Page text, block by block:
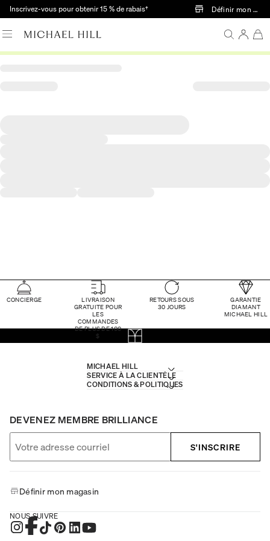
Passer au contenu principal
Inscrivez-vous pour obtenir 15 % de rabais† Définir mon
CONCIERGE
LIVRAISON
GRATUITE POUR
LES
COMMANDES
DE PLUS DE 100
$
RETOURS SOUS
30 JOURS
GARANTIE
DIAMANT
MICHAEL HILL
MICHAEL HILL
SERVICE À LA CLIENTÈLE
CONDITIONS & POLITIQUES
DEVENEZ MEMBRE BRILLIANCE
S'INSCRIRE
Définir mon magasin
NOUS SUIVRE